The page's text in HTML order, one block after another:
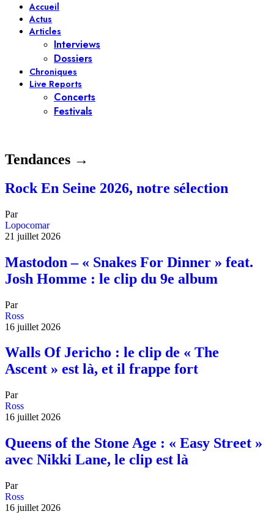
Accueil
Actus
Articles
Interviews
Dossiers
Chroniques
Live Reports
Concerts
Festivals
Tendances →
Rock En Seine 2026, notre sélection
Par
Lopocomar
21 juillet 2026
Mastodon – « Snakes For Dinner » feat.
Josh Homme : le clip du 9e album
Par
Ross
16 juillet 2026
Walls Of Jericho : le clip de « The
Ascent » est là, et il frappe fort
Par
Ross
16 juillet 2026
Queens of the Stone Age : « Easy Street »
avec Nikki Lane, le clip est là
Par
Ross
16 juillet 2026